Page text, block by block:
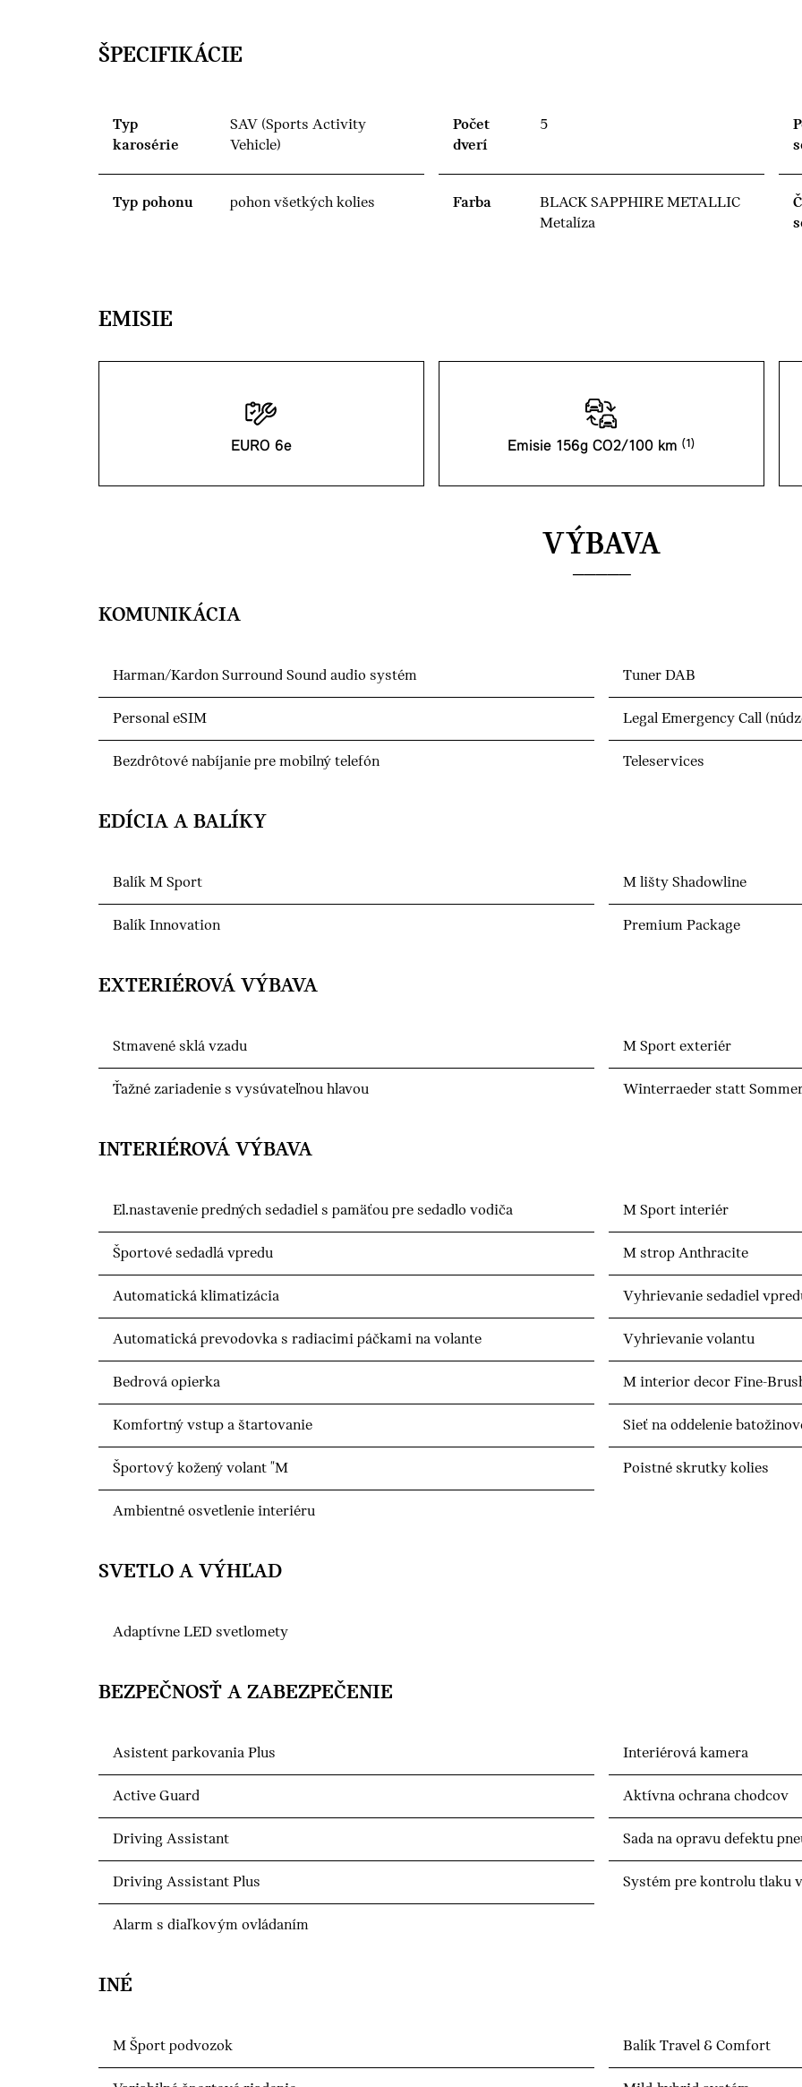
ŠPECIFIKÁCIE
Typ
karosérie
SAV (Sports Activity
Vehicle)
Typ pohonu pohon všetkých kolies
Počet
dverí
5
Farba
BLACK SAPPHIRE METALLIC
Metalíza
EMISIE
EURO 6e Emisie 156g CO2/100 km
VÝBAVA
KOMUNIKÁCIA
Harman/Kardon Surround Sound audio systém
Personal eSIM
Bezdrôtové nabíjanie pre mobilný telefón
Tuner DAB
Legal Emergency Call
Teleservices
EDÍCIA A BALÍKY
Balík M Sport
Balík Innovation
M lišty Shadowline
Premium Package
EXTERIÉROVÁ VÝBAVA
Stmavené sklá vzadu
Ťažné zariadenie s vysúvateľnou hlavou
M Sport exteriér
Winterraeder statt
INTERIÉROVÁ VÝBAVA
El.nastavenie predných sedadiel s pamäťou pre sedadlo vodiča
Športové sedadlá vpredu
Automatická klimatizácia
Automatická prevodovka s radiacimi páčkami na volante
Bedrová opierka
Komfortný vstup a štartovanie
Športový kožený volant "M
Ambientné osvetlenie interiéru
M Sport interiér
M strop Anthracite
Vyhrievanie sedadiel
Vyhrievanie volantu
M interior decor Fine-
Sieť na oddelenie
Poistné skrutky kolies
SVETLO A VÝHĽAD
Adaptívne LED svetlomety
BEZPEČNOSŤ A ZABEZPEČENIE
Asistent parkovania Plus
Active Guard
Driving Assistant
Driving Assistant Plus
Alarm s diaľkovým ovládaním
Interiérová kamera
Aktívna ochrana chodcov
Sada na opravu defektu
Systém pre kontrolu tlaku
INÉ
M Šport podvozok Balík Travel & Comfort